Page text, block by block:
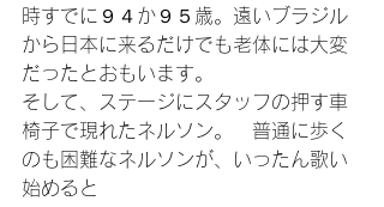
時すでに９４か９５歳。遠いブラジル
から日本に来るだけでも老体には大変
だったとおもいます。
そして、ステージにスタッフの押す車
椅子で現れたネルソン。　普通に歩く
のも困難なネルソンが、いったん歌い
始めると